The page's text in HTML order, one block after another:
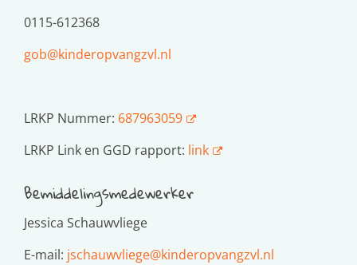
0115-612368
gob@kinderopvangzvl.nl
LRKP Nummer: 687963059
LRKP Link en GGD rapport: link
Bemiddelingsmedewerker
Jessica Schauwvliege
E-mail: jschauwvliege@kinderopvangzvl.nl